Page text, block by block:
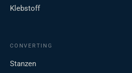
Klebstoff
CONVERTING
Stanzen